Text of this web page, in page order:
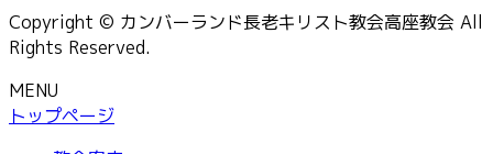
Copyright © カンバーランド長老キリスト教会高座教会 All
Rights Reserved.
MENU
トップページ